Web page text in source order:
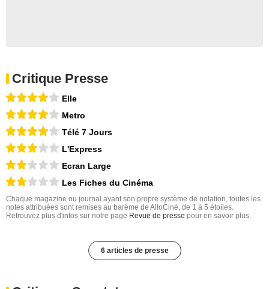
Critique Presse
Elle
Metro
Télé 7 Jours
L'Express
Ecran Large
Les Fiches du Cinéma
Chaque magazine ou journal ayant son propre système de notation, toutes les
notes attribuées sont remises au barême de AlloCiné, de 1 à 5 étoiles.
Retrouvez plus d'infos sur notre page Revue de presse pour en savoir plus.
6 articles de presse